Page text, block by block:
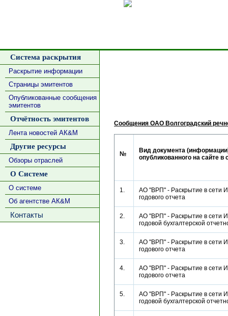
Система раскрытия
Раскрытие информации
Страницы эмитентов
Опубликованные сообщения
эмитентов
Отчётность эмитентов
Лента новостей АК&М
Другие ресурсы
Обзоры отраслей
О Системе
О системе
Об агентстве АК&М
Контакты
Сообщения ОАО Волгоградский
№
Вид документа
опубликованного на сайте в
1.
АО "ВРП" - Раскрытие в сети
годового отчета
2.
АО "ВРП" - Раскрытие в сети
годовой бухгалтерской
3.
АО "ВРП" - Раскрытие в сети
годового отчета
4.
АО "ВРП" - Раскрытие в сети
годового отчета
5.
АО "ВРП" - Раскрытие в сети
годовой бухгалтерской